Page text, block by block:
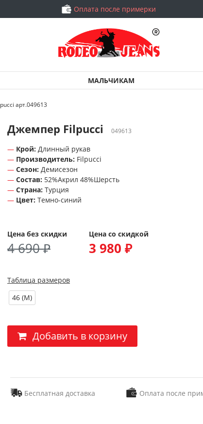
Оплата после примерки
МАЛЬЧИКАМ
арт.049613
Джемпер Filpucci 049613
Крой: Длинный рукав
Производитель: Filpucci
Сезон: Демисезон
Состав: 52%Акрил 48%Шерсть
Страна: Турция
Цвет: Темно-синий
Цена без скидки
4 690 ₽
Цена со скидкой
3 980 ₽
Таблица размеров
46 (M)
Добавить в корзину
Бесплатная доставка Оплата после